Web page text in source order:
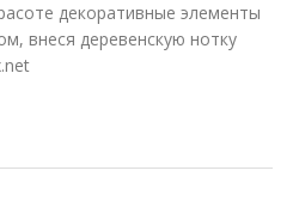
декоративные элементы
внеся деревенскую нотку